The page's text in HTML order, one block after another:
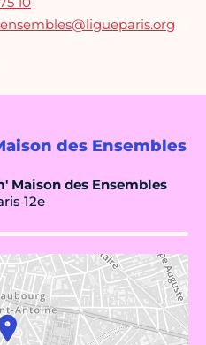
des Ensembles
Maison des Ensembles
12e